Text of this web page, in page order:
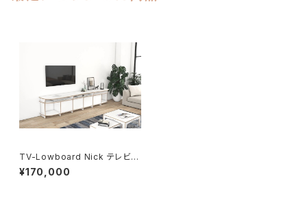
TV-Lowboard Nick テレビロ
ーボードニック
¥170,000